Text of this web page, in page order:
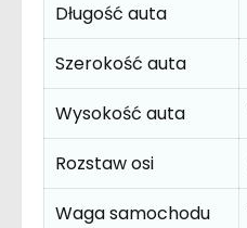
Długość auta
Szerokość auta
Wysokość auta
Rozstaw osi
Waga samochodu